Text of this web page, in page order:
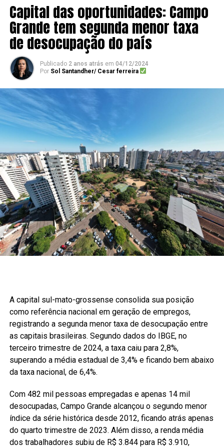
Capital das oportunidades: Campo
Grande tem segunda menor taxa
de desocupação do país
Publicado 2 anos atrás em 04/12/2024
Por Sol Santandher/ Cesar ferreira
A capital sul-mato-grossense consolida sua posição
como referência nacional em geração de empregos,
registrando a segunda menor taxa de desocupação entre
as capitais brasileiras. Segundo dados do IBGE, no
terceiro trimestre de 2024, a taxa caiu para 2,8%,
superando a média estadual de 3,4% e ficando bem abaixo
da taxa nacional, de 6,4%.
Com 482 mil pessoas empregadas e apenas 14 mil
desocupadas, Campo Grande alcançou o segundo menor
índice da série histórica desde 2012, ficando atrás apenas
do quarto trimestre de 2023. Além disso, a renda média
dos trabalhadores subiu de R$ 3.844 para R$ 3.910,